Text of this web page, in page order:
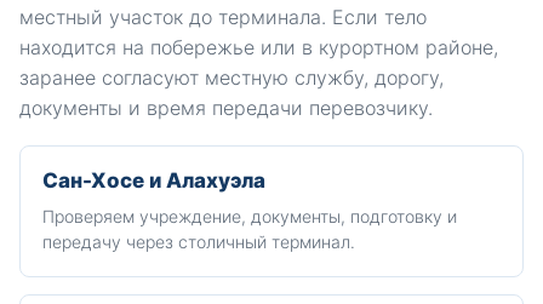
местный участок до терминала. Если тело
находится на побережье или в курортном районе,
заранее согласуют местную службу, дорогу,
документы и время передачи перевозчику.
Сан-Хосе и Алахуэла
Проверяем учреждение, документы, подготовку и
передачу через столичный терминал.